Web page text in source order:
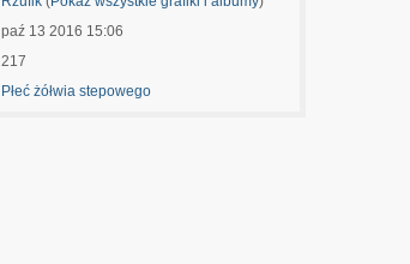
paź 13 2016 15:06
217
Płeć żółwia stepowego